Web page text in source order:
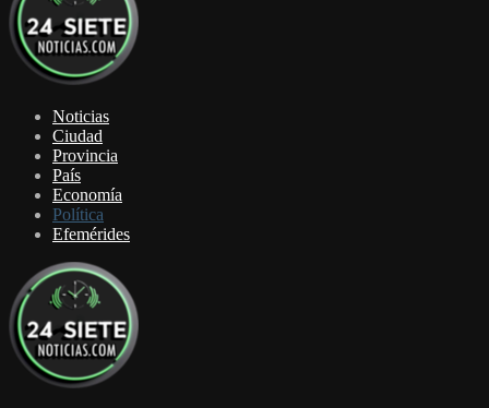
Noticias
Ciudad
Provincia
País
Economía
Política
Efemérides